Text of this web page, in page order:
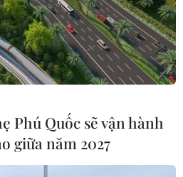
Phạm Minh Chính về việc hỗ
sản đến vụ thu hoạch tại các
cách xã hội.
Phú Quốc sẽ vận hành
giữa năm 2027